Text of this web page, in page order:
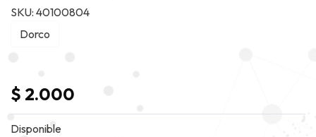
SKU: 40100804
Dorco
$ 2.000
Disponible